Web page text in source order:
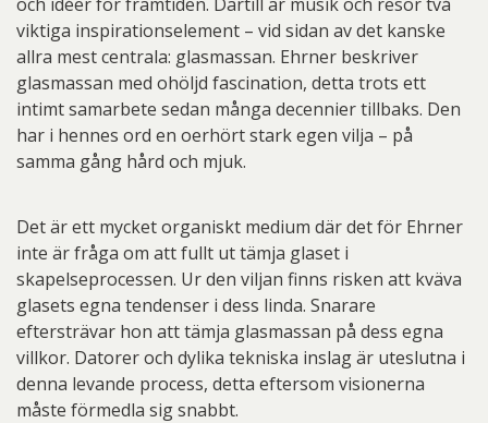
viktiga inspirationselement – vid sidan av det kanske
allra mest centrala: glasmassan. Ehrner beskriver
glasmassan med ohöljd fascination, detta trots ett
intimt samarbete sedan många decennier tillbaks. Den
har i hennes ord en oerhört stark egen vilja – på
samma gång hård och mjuk.
Det är ett mycket organiskt medium där det för Ehrner
inte är fråga om att fullt ut tämja glaset i
skapelseprocessen. Ur den viljan finns risken att kväva
glasets egna tendenser i dess linda. Snarare
eftersträvar hon att tämja glasmassan på dess egna
villkor. Datorer och dylika tekniska inslag är uteslutna i
denna levande process, detta eftersom visionerna
måste förmedla sig snabbt.